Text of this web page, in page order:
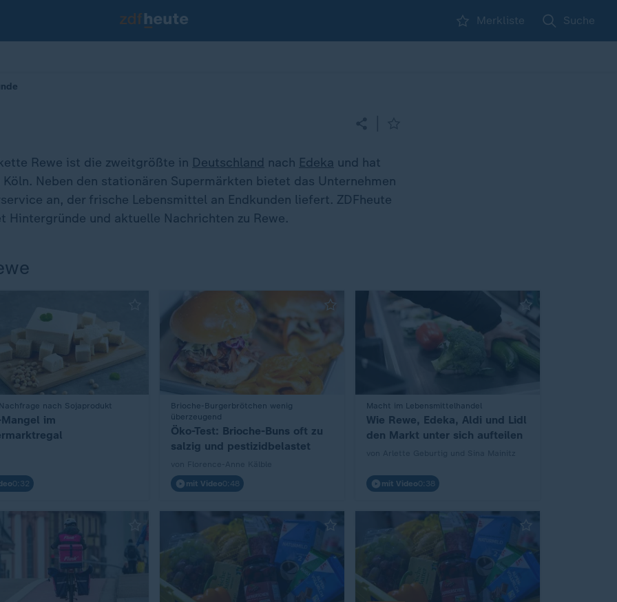
Merkliste Suche
Rewe ist die zweitgrößte in Deutschland nach Edeka und hat
Neben den stationären Supermärkten bietet das Unternehmen
an, der frische Lebensmittel an Endkunden liefert. ZDFheute
Hintergründe und aktuelle Nachrichten zu Rewe.
nach Sojaprodukt
im
0:32
Brioche-Burgerbrötchen wenig
überzeugend
:
Öko-Test: Brioche-Buns oft zu
salzig und pestizidbelastet
mit Video0:48
Macht im Lebensmittelhandel
:
Wie Rewe, Edeka, Aldi und Lidl
den Markt unter sich aufteilen
mit Video0:38